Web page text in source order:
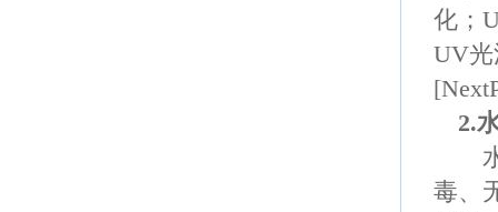
化；
UV
2.
水
毒、